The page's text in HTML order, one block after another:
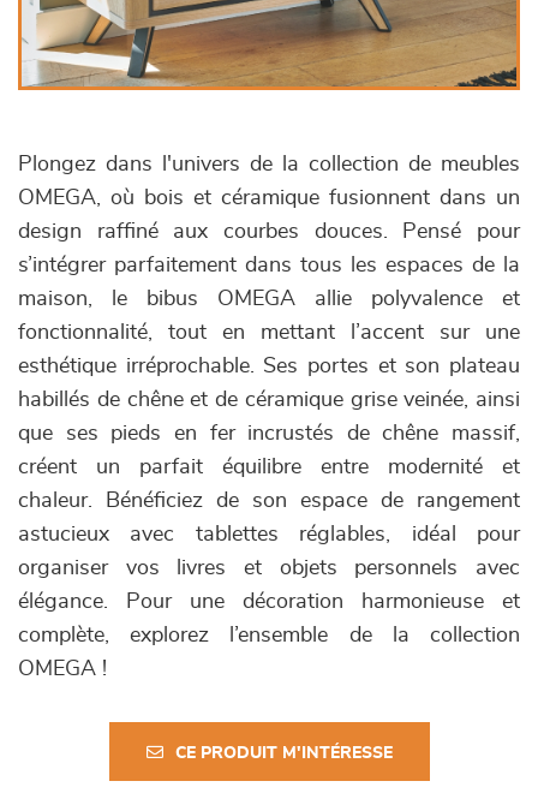
Plongez dans l'univers de la collection de meubles
OMEGA, où bois et céramique fusionnent dans un
design raffiné aux courbes douces. Pensé pour
s’intégrer parfaitement dans tous les espaces de la
maison, le bibus OMEGA allie polyvalence et
fonctionnalité, tout en mettant l’accent sur une
esthétique irréprochable. Ses portes et son plateau
habillés de chêne et de céramique grise veinée, ainsi
que ses pieds en fer incrustés de chêne massif,
créent un parfait équilibre entre modernité et
chaleur. Bénéficiez de son espace de rangement
astucieux avec tablettes réglables, idéal pour
organiser vos livres et objets personnels avec
élégance. Pour une décoration harmonieuse et
complète, explorez l’ensemble de la collection
OMEGA !
CE PRODUIT M'INTÉRESSE